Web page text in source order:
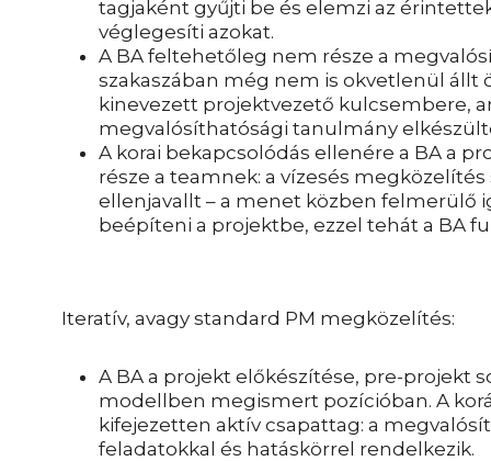
tagjaként gyűjti be és elemzi az
véglegesíti azokat.
A BA feltehetőleg nem része a
szakaszában még nem is okvetlenül állt
kinevezett projektvezető kulcsembere,
megvalósíthatósági tanulmány
A korai bekapcsolódás ellenére a BA a
része a teamnek: a vízesés
ellenjavallt – a menet közben felmerülő
beépíteni a projektbe, ezzel tehát a BA
Iteratív, avagy standard PM megközelítés:
A BA a projekt előkészítése, pre-projekt
modellben megismert pozícióban. A
kifejezetten aktív csapattag: a
feladatokkal és hatáskörrel rendelkezik.